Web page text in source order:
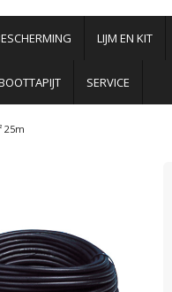
LIJM EN KIT
SERVICE
25m